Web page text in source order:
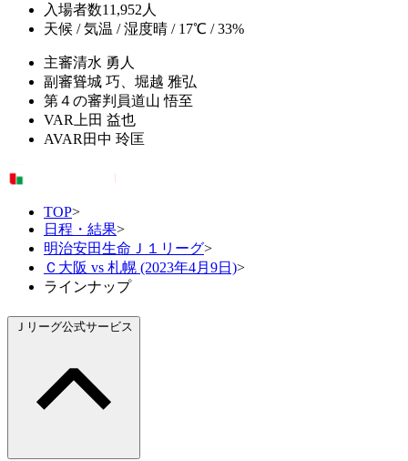
入場者数11,952人
天候 / 気温 / 湿度晴 / 17℃ / 33%
主審清水 勇人
副審聳城 巧、堀越 雅弘
第４の審判員道山 悟至
VAR 上田 益也
AVAR 田中 玲匡
TOP>
日程・結果>
明治安田生命Ｊ１リーグ>
Ｃ大阪 vs 札幌 (2023年4月9日)>
ラインナップ
Ｊリーグ公式サービス